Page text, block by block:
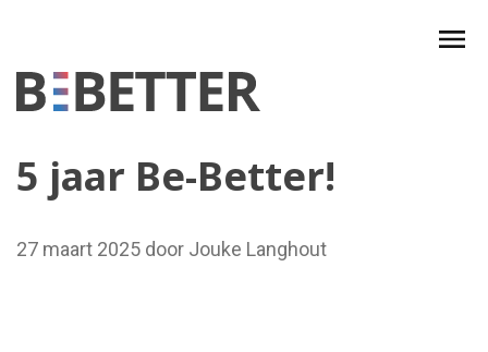
5 jaar Be-Better!
27 maart 2025 door Jouke Langhout